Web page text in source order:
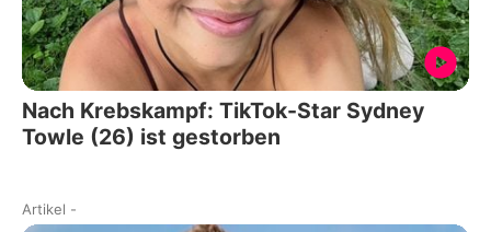
Nach Krebskampf: TikTok-Star Sydney
Towle (26) ist gestorben
Artikel -